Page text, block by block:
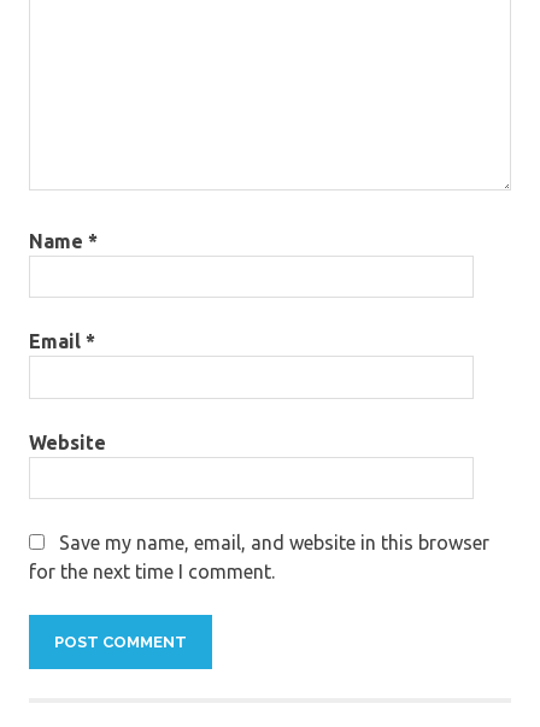
Name *
Email *
Website
Save my name, email, and website in this browser
for the next time I comment.